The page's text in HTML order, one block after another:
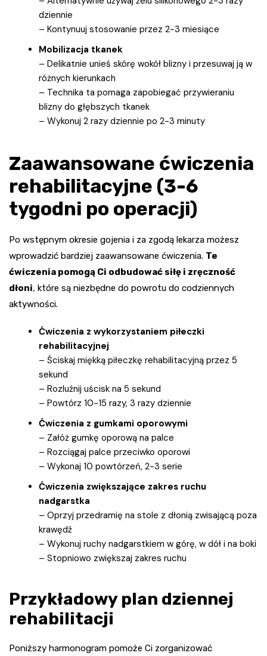
dziennie
– Kontynuuj stosowanie przez 2-3 miesiące
Mobilizacja tkanek
– Delikatnie unieś skórę wokół blizny i przesuwaj ją w
różnych kierunkach
– Technika ta pomaga zapobiegać przywieraniu
blizny do głębszych tkanek
– Wykonuj 2 razy dziennie po 2-3 minuty
Zaawansowane ćwiczenia
rehabilitacyjne (3-6
tygodni po operacji)
Po wstępnym okresie gojenia i za zgodą lekarza możesz
wprowadzić bardziej zaawansowane ćwiczenia. Te
ćwiczenia pomogą Ci odbudować siłę i zręczność
dłoni, które są niezbędne do powrotu do codziennych
aktywności.
Ćwiczenia z wykorzystaniem piłeczki
rehabilitacyjnej
– Ściskaj miękką piłeczkę rehabilitacyjną przez 5
sekund
– Rozluźnij uścisk na 5 sekund
– Powtórz 10-15 razy, 3 razy dziennie
Ćwiczenia z gumkami oporowymi
– Załóż gumkę oporową na palce
– Rozciągaj palce przeciwko oporowi
– Wykonaj 10 powtórzeń, 2-3 serie
Ćwiczenia zwiększające zakres ruchu
nadgarstka
– Oprzyj przedramię na stole z dłonią zwisającą poza
krawędź
– Wykonuj ruchy nadgarstkiem w górę, w dół i na boki
– Stopniowo zwiększaj zakres ruchu
Przykładowy plan dziennej
rehabilitacji
Poniższy harmonogram pomoże Ci zorganizować